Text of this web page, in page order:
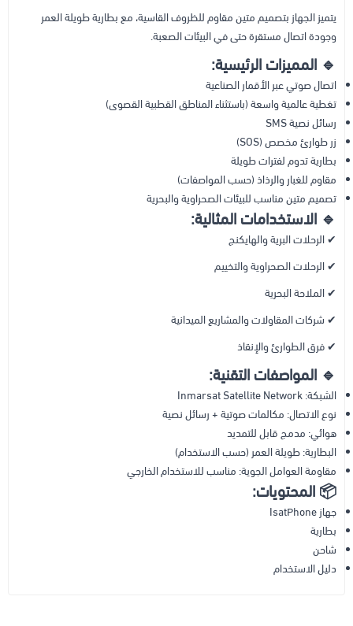
يتميز الجهاز بتصميم متين مقاوم للظروف القاسية، مع بطارية طويلة العمر
وجودة اتصال مستقرة حتى في البيئات الصعبة.
🔹 المميزات الرئيسية:
اتصال صوتي عبر الأقمار الصناعية
تغطية عالمية واسعة (باستثناء المناطق القطبية القصوى)
رسائل نصية SMS
زر طوارئ مخصص (SOS)
بطارية تدوم لفترات طويلة
مقاوم للغبار والرذاذ (حسب المواصفات)
تصميم متين مناسب للبيئات الصحراوية والبحرية
🔹 الاستخدامات المثالية:
✔ الرحلات البرية والهايكنج
✔ الرحلات الصحراوية والتخييم
✔ الملاحة البحرية
✔ شركات المقاولات والمشاريع الميدانية
✔ فرق الطوارئ والإنقاذ
🔹 المواصفات التقنية:
الشبكة: Inmarsat Satellite Network
نوع الاتصال: مكالمات صوتية + رسائل نصية
هوائي: مدمج قابل للتمديد
البطارية: طويلة العمر (حسب الاستخدام)
مقاومة العوامل الجوية: مناسب للاستخدام الخارجي
📦 المحتويات:
جهاز IsatPhone
بطارية
شاحن
دليل الاستخدام